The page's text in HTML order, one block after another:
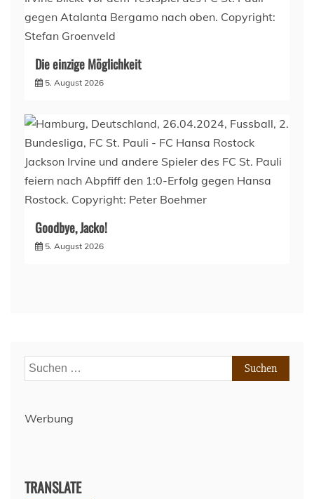
Die einzige Möglichkeit
5. August 2026
Goodbye, Jacko!
5. August 2026
Suchen
nach:
Werbung
TRANSLATE